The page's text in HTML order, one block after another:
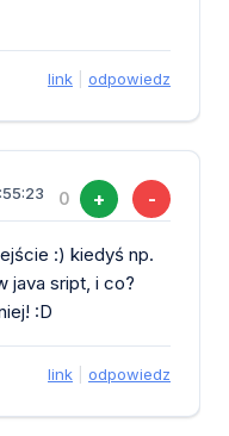
link odpowiedz
0 + -
:) kiedyś np.
java sript, i co?
:D
link odpowiedz